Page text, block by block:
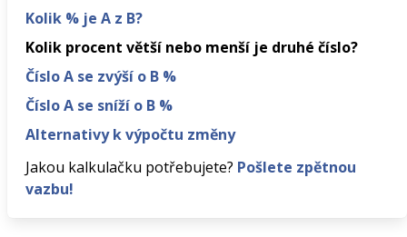
Kolik % je A z B?
Kolik procent větší nebo menší je druhé číslo?
Číslo A se zvýší o B %
Číslo A se sníží o B %
Alternativy k výpočtu změny
Jakou kalkulačku potřebujete? Pošlete zpětnou
vazbu!